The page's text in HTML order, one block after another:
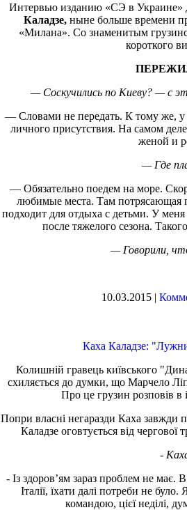
Интервью изданию «СЭ в
Каладзе, ныне больше времени
«Милана». Со знаменитым
короткого
— Соскучились по Киеву? — с
— Словами не передать. К тому же, у
личного присутствия. На самом
женой и
— Где
— Обязательно поедем на море.
любимые места. Там потрясающая
подходит для отдыха с детьми. У
после тяжелого сезона.
— Говорили,
10.03.2015 |
Каха Каладзе:
Колишній гравець київського
схиляється до думки, що Марчело
Про це грузин розповів
Попри власні негаразди Каха завжди
Каладзе оговтується від чергової
-
- Із здоров’ям зараз проблем не має.
Італії, їхати далі потреби не
командою, цієї неділі,